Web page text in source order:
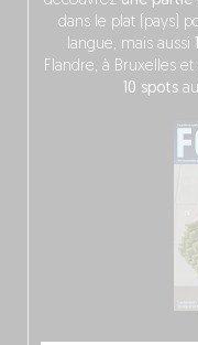
dans le plat (pays)
langue, mais aussi
Flandre, à Bruxelles et
10 spots